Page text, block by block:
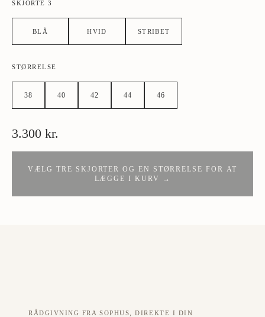
SKJORTE 3
BLÅ HVID STRIBET
STØRRELSE
38 40 42 44 46
3.300 kr.
VÆLG TRE SKJORTER OG EN STØRRELSE FOR AT
LÆGGE I KURV →
RÅDGIVNING FRA SOPHUS, DIREKTE I DIN